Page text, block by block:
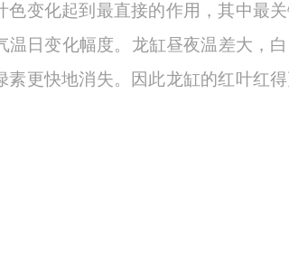
变化起到最直接的作用，其中最
温日变化幅度。龙缸昼夜温差大，
更快地消失。因此龙缸的红叶红